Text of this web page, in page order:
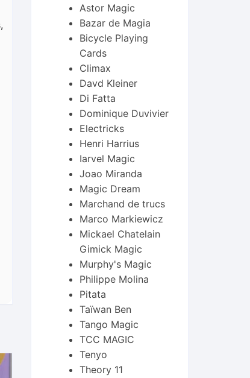
Astor Magic
Bazar de Magia
Bicycle Playing
Cards
Climax
Davd Kleiner
Di Fatta
Dominique Duvivier
Electricks
Henri Harrius
Iarvel Magic
Joao Miranda
Magic Dream
Marchand de trucs
Marco Markiewicz
Mickael Chatelain
Gimick Magic
Murphy's Magic
Philippe Molina
Pitata
Taïwan Ben
Tango Magic
TCC MAGIC
Tenyo
Theory 11